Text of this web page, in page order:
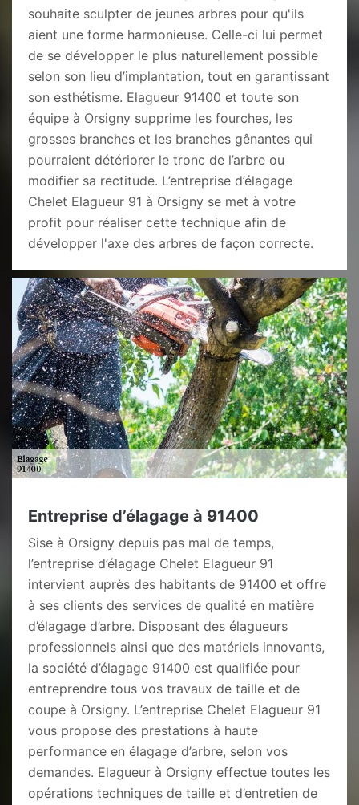
souhaite sculpter de jeunes arbres pour qu'ils
aient une forme harmonieuse. Celle-ci lui permet
de se développer le plus naturellement possible
selon son lieu d’implantation, tout en garantissant
son esthétisme. Elagueur 91400 et toute son
équipe à Orsigny supprime les fourches, les
grosses branches et les branches gênantes qui
pourraient détériorer le tronc de l’arbre ou
modifier sa rectitude. L’entreprise d’élagage
Chelet Elagueur 91 à Orsigny se met à votre
profit pour réaliser cette technique afin de
développer l'axe des arbres de façon correcte.
Entreprise d’élagage à 91400
Sise à Orsigny depuis pas mal de temps,
l’entreprise d’élagage Chelet Elagueur 91
intervient auprès des habitants de 91400 et offre
à ses clients des services de qualité en matière
d’élagage d’arbre. Disposant des élagueurs
professionnels ainsi que des matériels innovants,
la société d’élagage 91400 est qualifiée pour
entreprendre tous vos travaux de taille et de
coupe à Orsigny. L’entreprise Chelet Elagueur 91
vous propose des prestations à haute
performance en élagage d’arbre, selon vos
demandes. Elagueur à Orsigny effectue toutes les
opérations techniques de taille et d’entretien de